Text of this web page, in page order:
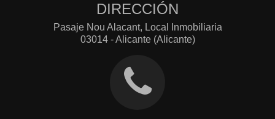
DIRECCIÓN
Pasaje Nou Alacant, Local Inmobiliaria
03014 - Alicante (Alicante)